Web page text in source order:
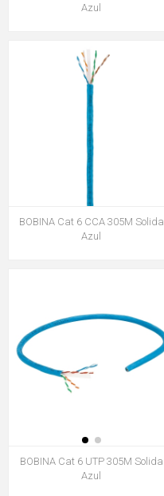
Azul
BOBINA Cat 6 CCA 305M Solida
Azul
BOBINA Cat 6 UTP 305M Solida
Azul